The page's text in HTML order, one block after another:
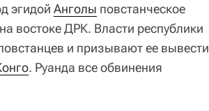
эгидой Анголы повстанческое
востоке ДРК. Власти республики
и призывают ее вывести
. Руанда все обвинения